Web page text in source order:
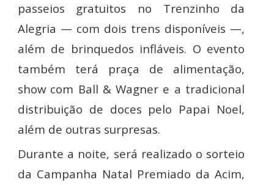
passeios gratuitos no Trenzinho da
Alegria — com dois trens disponíveis —,
além de brinquedos infláveis. O evento
também terá praça de alimentação,
show com Ball & Wagner e a tradicional
distribuição de doces pelo Papai Noel,
além de outras surpresas.
Durante a noite, será realizado o sorteio
da Campanha Natal Premiado da Acim,